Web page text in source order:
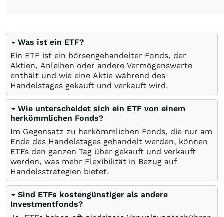
Was ist ein ETF?
Ein ETF ist ein börsengehandelter Fonds, der
Aktien, Anleihen oder andere Vermögenswerte
enthält und wie eine Aktie während des
Handelstages gekauft und verkauft wird.
Wie unterscheidet sich ein ETF von einem
herkömmlichen Fonds?
Im Gegensatz zu herkömmlichen Fonds, die nur am
Ende des Handelstages gehandelt werden, können
ETFs den ganzen Tag über gekauft und verkauft
werden, was mehr Flexibilität in Bezug auf
Handelsstrategien bietet.
Sind ETFs kostengünstiger als andere
Investmentfonds?